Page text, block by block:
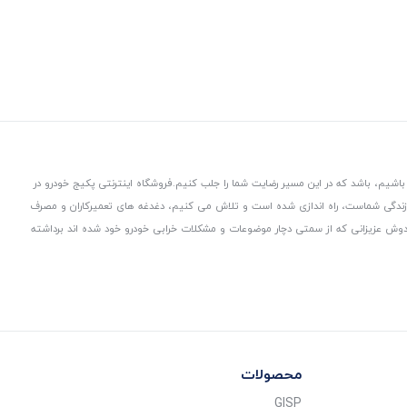
باشد که در این مسیر رضایت شما را جلب کنیم.فروشگاه اینترنتی پکیج خودرو در
شماست، راه اندازی شده است و تلاش می کنیم، دغدغه های تعمیرکاران و مصرف
دوش عزیزانی که از سمتی دچار موضوعات و مشکلات خرابی خودرو خود شده اند برداشته
محصولات